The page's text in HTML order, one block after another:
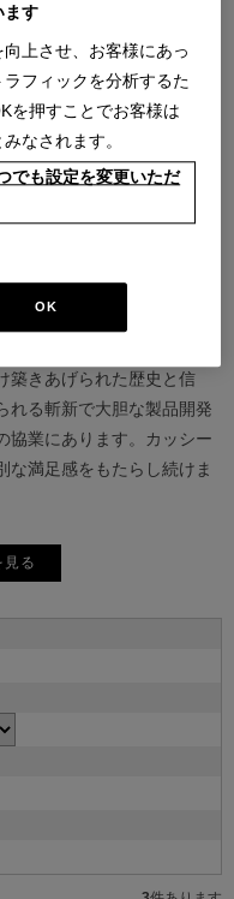
来をデザインし続けてきた
ンドとして知られていま
ナは、教会の木製チェア
どを手掛け、技術力を確
レ・カッシーナとウンベル
設立されると、5０年代には
など、その完成度とデザ
遍的なクオリティを支える
（職人）の技術の継承と
築きあげられた歴史と信
れる斬新で大胆な製品開発
協業にあります。カッシー
な満足感をもたらし続けま
見る
ます
上させ、お客様にあっ
フィックを分析するた
を押すことでお客様は
なされます。
でも設定を変更いただ
OK